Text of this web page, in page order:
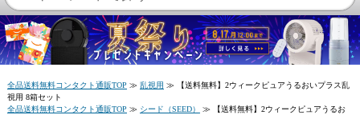
全品送料無料コンタクト通販TOP ≫ 乱視用 ≫
【送料無料】2ウィークピュアうるおいプラス乱
視用 8箱セット
全品送料無料コンタクト通販TOP ≫ シード（SEED） ≫
【送料無料】2ウィークピュアうるお
お知らせを受信する